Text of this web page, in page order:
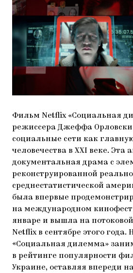
ГАЛЕРЕЇ
АРТЦЕНТРИ
КНИЖКИ І
ЯК ПІДТРИМУВАТИ
МАРІУПОЛЬСЬКІ
CARPATHIAN CULT ПРО
Фильм Netflix «Социальная
режиссера Джеффа Орловски
социальные сети как
человечества в XXI веке. Эта
документальная драма с
реконструированной
среднестатистической
была впервые
на международном
январе и вышла на
Netflix в сентябре этого года.
«Социальная дилемма»
в рейтинге популярности
Украине, оставляя впереди